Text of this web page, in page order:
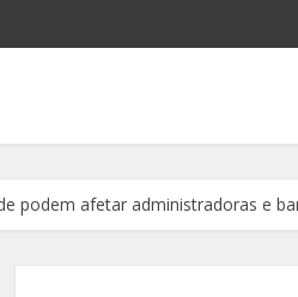
podem afetar administradoras e